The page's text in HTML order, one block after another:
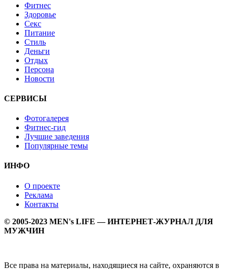
Фитнес
Здоровье
Секс
Питание
Стиль
Деньги
Отдых
Персона
Новости
СЕРВИСЫ
Фотогалерея
Фитнес-гид
Лучшие заведения
Популярные темы
ИНФО
О проекте
Реклама
Контакты
© 2005-2023 MEN's LIFE — ИНТЕРНЕТ-ЖУРНАЛ ДЛЯ
МУЖЧИН
Все права на материалы, находящиеся на сайте, охраняются в